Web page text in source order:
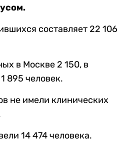
составляет 22 106
в Москве 2 150, в
895 человек.
не имели клинических
14 474 человека.